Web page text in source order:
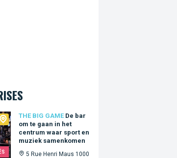
THE BIG GAME De bar
om te gaan in het
centrum waar sport en
muziek samenkomen
5 Rue Henri Maus 1000